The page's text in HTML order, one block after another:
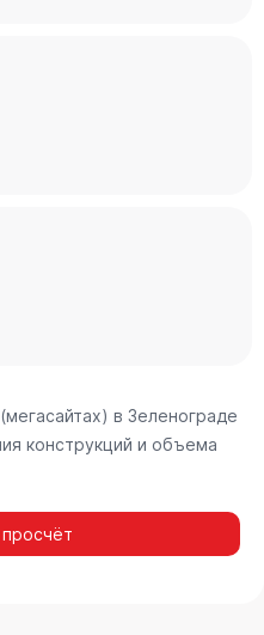
в Зеленограде
конструкций и объема